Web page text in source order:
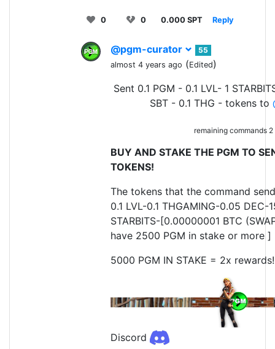
0 0 0.000 SPT Reply
@pgm-curator
55
almost 4 years ago (Edited)
Sent 0.1 PGM - 0.1 LVL- 1
SBT - 0.1 THG - tokens to
remaining commands 2
BUY AND STAKE THE PGM TO
TOKENS!
The tokens that the command
0.1 LVL-0.1 THGAMING-0.05 DEC-
STARBITS-[0.00000001 BTC
have 2500 PGM in stake or more ]
5000 PGM IN STAKE = 2x rewards!
Discord